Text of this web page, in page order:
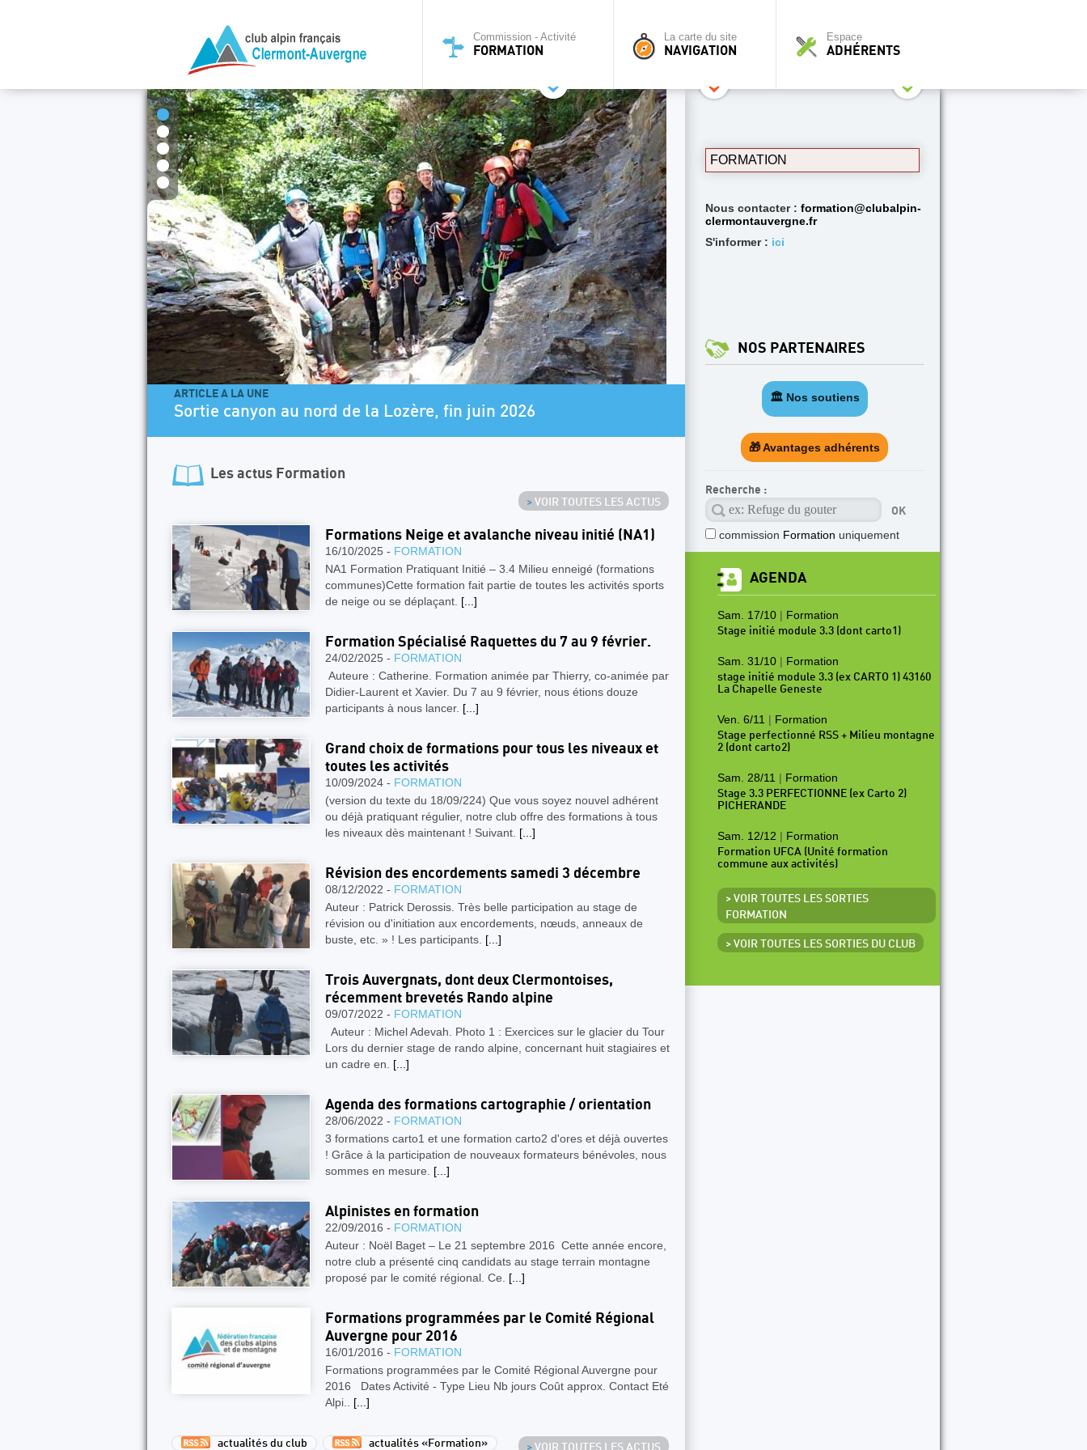
Commission - Activité
FORMATION
La carte du site
NAVIGATION
Espace
ADHÉRENTS
ARTICLE A LA UNE
Sortie canyon au nord de la Lozère, fin juin 2026
ARTICLE A LA UNE
Le Pass’Aran, une aventure transfrontalière.
Les actus Formation
> VOIR TOUTES LES ACTUS
Formations Neige et avalanche niveau initié (NA1)
16/10/2025 - FORMATION
NA1 Formation Pratiquant Initié – 3.4 Milieu enneigé (formations
communes)Cette formation fait partie de toutes les activités sports
de neige ou se déplaçant. [...]
Formation Spécialisé Raquettes du 7 au 9 février.
24/02/2025 - FORMATION
Auteure : Catherine. Formation animée par Thierry, co-animée par
Didier-Laurent et Xavier. Du 7 au 9 février, nous étions douze
participants à nous lancer. [...]
Grand choix de formations pour tous les niveaux et
toutes les activités
10/09/2024 - FORMATION
(version du texte du 18/09/224) Que vous soyez nouvel adhérent
ou déjà pratiquant régulier, notre club offre des formations à tous
les niveaux dès maintenant ! Suivant. [...]
Révision des encordements samedi 3 décembre
08/12/2022 - FORMATION
Auteur : Patrick Derossis. Très belle participation au stage de
révision ou d'initiation aux encordements, nœuds, anneaux de
buste, etc. » ! Les participants. [...]
Trois Auvergnats, dont deux Clermontoises,
récemment brevetés Rando alpine
09/07/2022 - FORMATION
Auteur : Michel Adevah. Photo 1 : Exercices sur le glacier du Tour
Lors du dernier stage de rando alpine, concernant huit stagiaires et
un cadre en. [...]
Agenda des formations cartographie / orientation
28/06/2022 - FORMATION
3 formations carto1 et une formation carto2 d'ores et déjà ouvertes
! Grâce à la participation de nouveaux formateurs bénévoles, nous
sommes en mesure. [...]
Alpinistes en formation
22/09/2016 - FORMATION
Auteur : Noël Baget – Le 21 septembre 2016 Cette année encore,
notre club a présenté cinq candidats au stage terrain montagne
proposé par le comité régional. Ce. [...]
Formations programmées par le Comité Régional
Auvergne pour 2016
16/01/2016 - FORMATION
Formations programmées par le Comité Régional Auvergne pour
2016 Dates Activité - Type Lieu Nb jours Coût approx. Contact Eté
Alpi.. [...]
> VOIR TOUTES LES ACTUS
actualités du club actualités «Formation»
FORMATION
Nous contacter : formation@clubalpin-
clermontauvergne.fr
S'informer : ici
NOS PARTENAIRES
🏛️ Nos soutiens
🎁 Avantages adhérents
Recherche :
commission Formation uniquement
AGENDA
Sam. 17/10 | Formation
Stage initié module 3.3 (dont carto1)
Sam. 31/10 | Formation
stage initié module 3.3 (ex CARTO 1) 43160
La Chapelle Geneste
Ven. 6/11 | Formation
Stage perfectionné RSS + Milieu montagne
2 (dont carto2)
Sam. 28/11 | Formation
Stage 3.3 PERFECTIONNE (ex Carto 2)
PICHERANDE
Sam. 12/12 | Formation
Formation UFCA (Unité formation
commune aux activités)
> VOIR TOUTES LES SORTIES
FORMATION
> VOIR TOUTES LES SORTIES DU CLUB